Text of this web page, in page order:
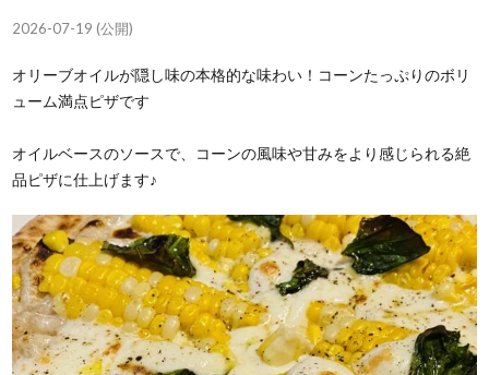
2026-07-19 (公開)
オリーブオイルが隠し味の本格的な味わい！コーンたっぷりのボリ
ューム満点ピザです
オイルベースのソースで、コーンの風味や甘みをより感じられる絶
品ピザに仕上げます♪